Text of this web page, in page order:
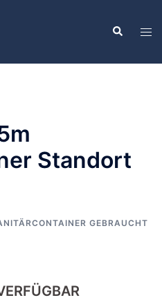
Suche
Standort
GEBRAUCHT